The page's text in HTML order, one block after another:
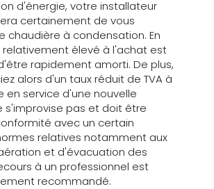
d'énergie, votre installateur
certainement de vous
chaudière à condensation. En
élevé à l'achat est
rapidement amorti. De plus,
alors d'un taux réduit de TVA à
en service d'une nouvelle
s'improvise pas et doit être
avec un certain
relatives notamment aux
et d'évacuation des
à un professionnel est
recommandé.